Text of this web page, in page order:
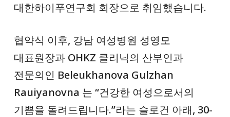
대한하이푸연구회 회장으로 취임했습니다.
협약식 이후, 강남 여성병원 성영모
대표원장과 OHKZ 클리닉의 산부인과
전문의인 Beleukhanova Gulzhan
Rauiyanovna 는 “건강한 여성으로서의
기쁨을 돌려드립니다.”라는 슬로건 아래, 30-